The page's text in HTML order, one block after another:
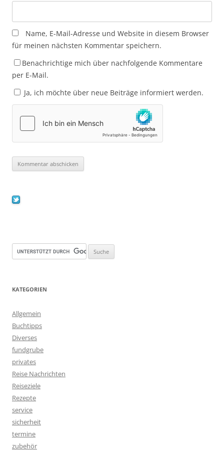
Name, E-Mail-Adresse und Website in diesem Browser
für meinen nächsten Kommentar speichern.
Benachrichtige mich über nachfolgende Kommentare
per E-Mail.
Ja, ich möchte über neue Beiträge informiert werden.
KATEGORIEN
Allgemein
Buchtipps
Diverses
fundgrube
privates
Reise Nachrichten
Reiseziele
Rezepte
service
sicherheit
termine
zubehör